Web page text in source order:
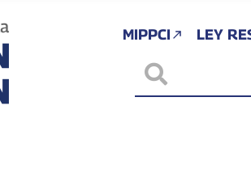
MIPPCI LEY